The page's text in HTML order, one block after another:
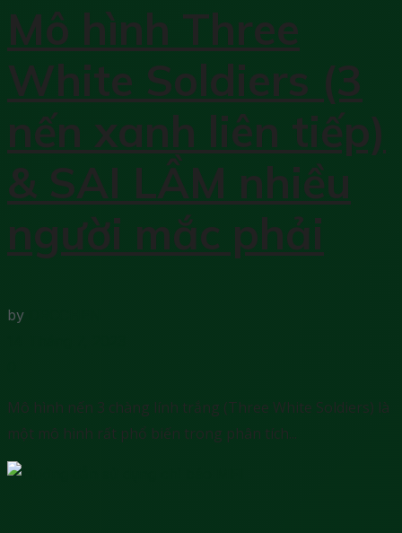
Mô hình Three
White Soldiers (3
nến xanh liên tiếp)
& SAI LẦM nhiều
người mắc phải
by
Mô hình nến 3 chàng lính trắng (Three White Soldiers) là
một mô hình rất phổ biến trong phân tích...